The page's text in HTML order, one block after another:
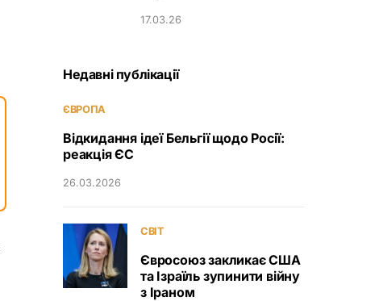
17.03.26
Недавні публікації
ЄВРОПА
Відкидання ідеї Бельгії щодо Росії:
реакція ЄС
26.03.2026
СВІТ
Євросоюз закликає США
та Ізраїль зупинити війну
з Іраном